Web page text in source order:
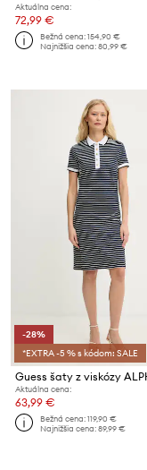
Aktuálna cena:
72,99 €
Bežná cena:154,90 €
Najnižšia cena:80,99 €
-28%
*EXTRA -5 % s kódom: SALE
Aktuálna cena:
63,99 €
Bežná cena:119,90 €
Najnižšia cena:89,99 €